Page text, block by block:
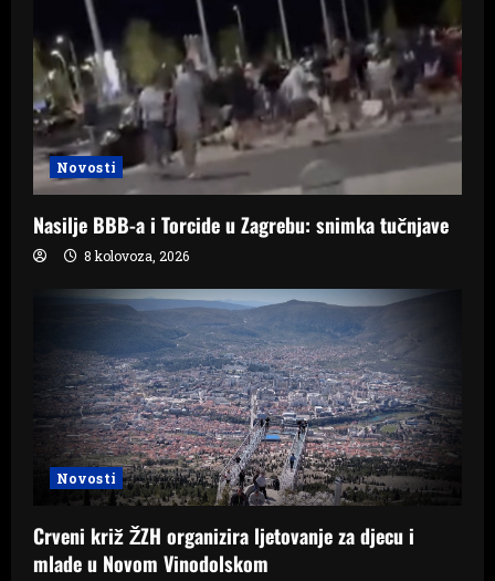
Novosti
Nasilje BBB-a i Torcide u Zagrebu: snimka tučnjave
8 kolovoza, 2026
Novosti
Crveni križ ŽZH organizira ljetovanje za djecu i
mlade u Novom Vinodolskom